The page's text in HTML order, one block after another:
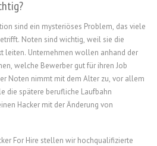
sind ein mysteriöses Problem, das viele
Noten sind wichtig, weil sie die
leiten. Unternehmen wollen anhand der
welche Bewerber gut für ihren Job
Noten nimmt mit dem Alter zu, vor allem
die spätere berufliche Laufbahn
Hacker mit der Änderung von
For Hire stellen wir hochqualifizierte